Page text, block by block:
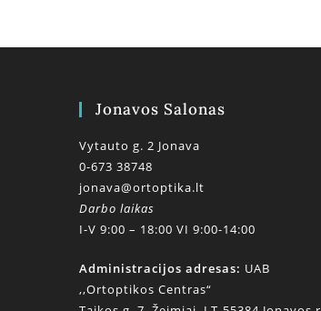
Jonavos Salonas
Vytauto g. 2 Jonava
0-673 38748
jonava@ortoptika.lt
Darbo laikas
I-V 9:00 – 18:00 VI 9:00-14:00
Administracijos adresas: UAB
,,Ortoptikos Centras“